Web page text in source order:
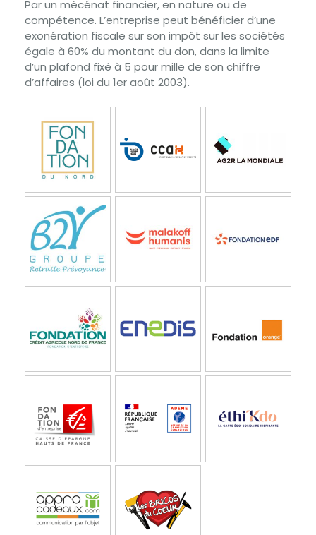
Par un mécénat financier, en nature ou de
compétence. L’entreprise peut bénéficier d’une
exonération fiscale sur son impôt sur les sociétés
égale à 60% du montant du don, dans la limite
d’un plafond fixé à 5 pour mille de son chiffre
d’affaires (loi du 1er août 2003).